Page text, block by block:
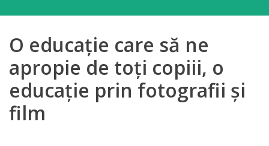
despre
DGPDC
Subdiviziuni/Servicii
Structura
Strategia
O educaţie care să ne
apropie de toți copiii, o
educație prin fotografii și
film